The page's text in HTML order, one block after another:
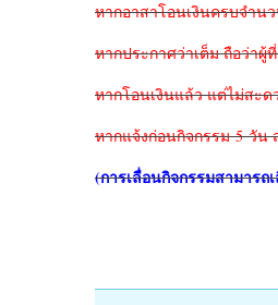
หากอาสาโอนเงินครบจำน
หากประกาศว่าเต็ม ถือว่า
หากโอนเงินแล้ว แต่ไม่สะ
หากแจ้งก่อนกิจกรรม 5 วัน
(การเลื่อนกิจกรรมสามารถ